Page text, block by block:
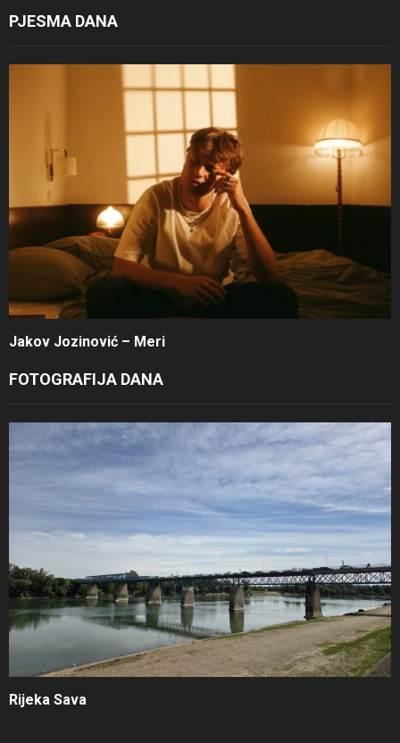
PJESMA DANA
Jakov Jozinović – Meri
FOTOGRAFIJA DANA
Rijeka Sava